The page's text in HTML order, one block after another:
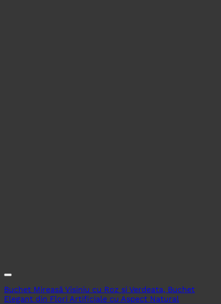
Buchet Mireasă Visiniu cu Roz și Verdeata, Buchet
Elegant din Flori Artificiale cu Aspect Natural